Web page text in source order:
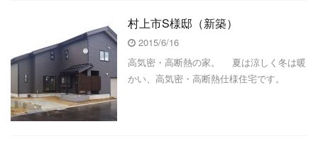
村上市S様邸（新築）
2015/6/16
高気密・高断熱の家。 夏は涼しく冬は暖
かい、高気密・高断熱仕様住宅です。